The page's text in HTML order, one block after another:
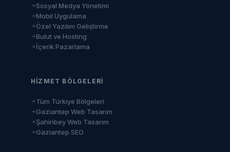
Sosyal Medya Yönetimi
Mobil Uygulama
Özel Yazılım Geliştirme
Bulut ve Hosting
İçerik Pazarlama
HIZMET BÖLGELERI
Tüm Türkiye Bölgeleri
Gaziantep Web Tasarım
Şahinbey Web Tasarım
Gaziantep SEO